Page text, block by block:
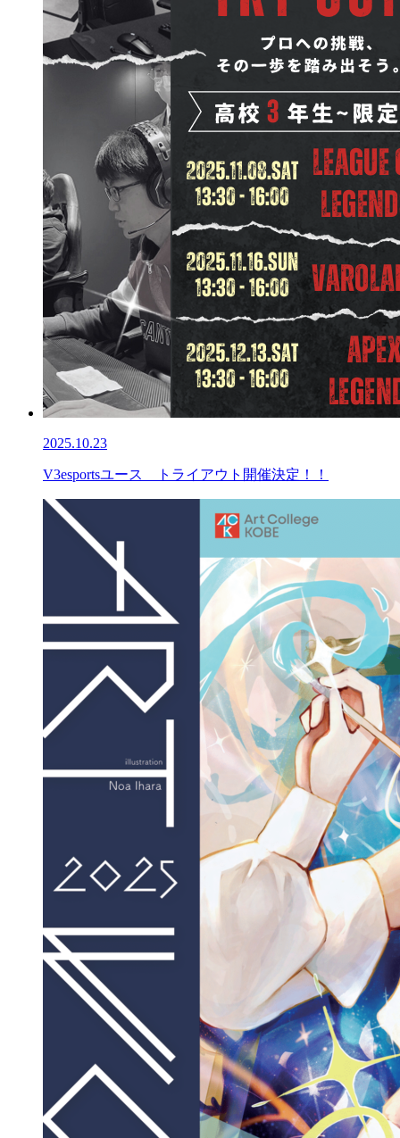
2025.10.23
V3esportsユース トライアウト開催決定！！